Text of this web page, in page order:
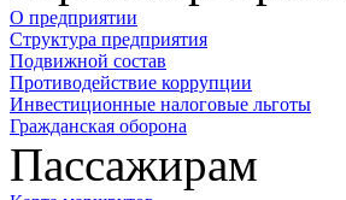
О предприятии
Структура предприятия
Подвижной состав
Противодействие коррупции
Инвестиционные налоговые льготы
Гражданская оборона
Пассажирам